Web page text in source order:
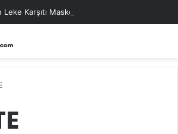
Leke Karşıtı Maske Tarifleri